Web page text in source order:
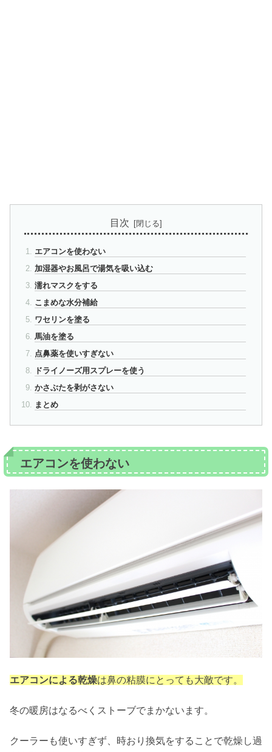
目次
エアコンを使わない
加湿器やお風呂で湯気を吸い込む
濡れマスクをする
こまめな水分補給
ワセリンを塗る
馬油を塗る
点鼻薬を使いすぎない
ドライノーズ用スプレーを使う
かさぶたを剥がさない
まとめ
エアコンを使わない
エアコンによる乾燥は鼻の粘膜にとっても大敵です。
冬の暖房はなるべくストーブでまかないます。
クーラーも使いすぎず、時おり換気をすることで乾燥し過